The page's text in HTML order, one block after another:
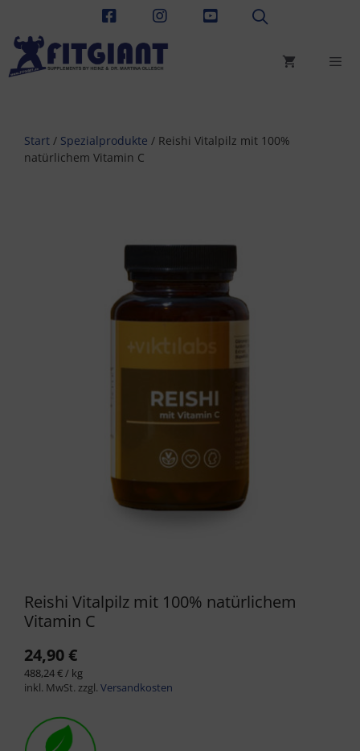
springen
Start / Spezialprodukte / Reishi Vitalpilz mit 100%
natürlichem Vitamin C
Reishi Vitalpilz mit 100% natürlichem
Vitamin C
24,90€
488,24€/ kg
inkl. MwSt. zzgl. Versandkosten